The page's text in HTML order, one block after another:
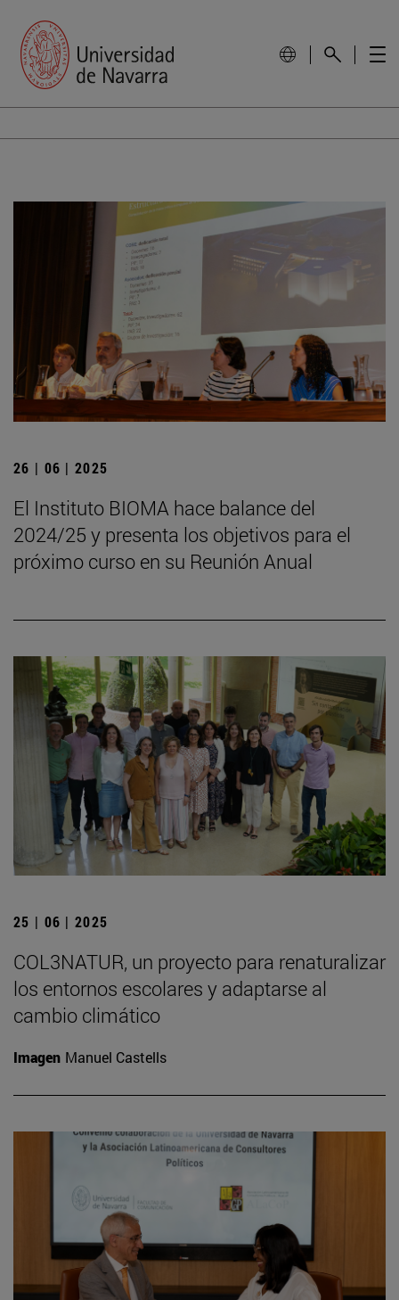
26 | 06 | 2025
El Instituto BIOMA hace balance del
2024/25 y presenta los objetivos para el
próximo curso en su Reunión Anual
25 | 06 | 2025
COL3NATUR, un proyecto para renaturalizar
los entornos escolares y adaptarse al
cambio climático
Imagen Manuel Castells